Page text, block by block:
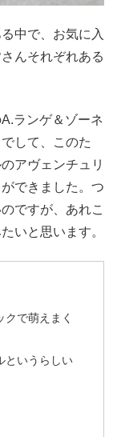
中で、お気に入
んそれぞれある
ランゲ＆ゾーネ
して、このた
アヴェンチュリ
できました。つ
ですが、あれこ
いと思います。
で萌えまく
というらしい